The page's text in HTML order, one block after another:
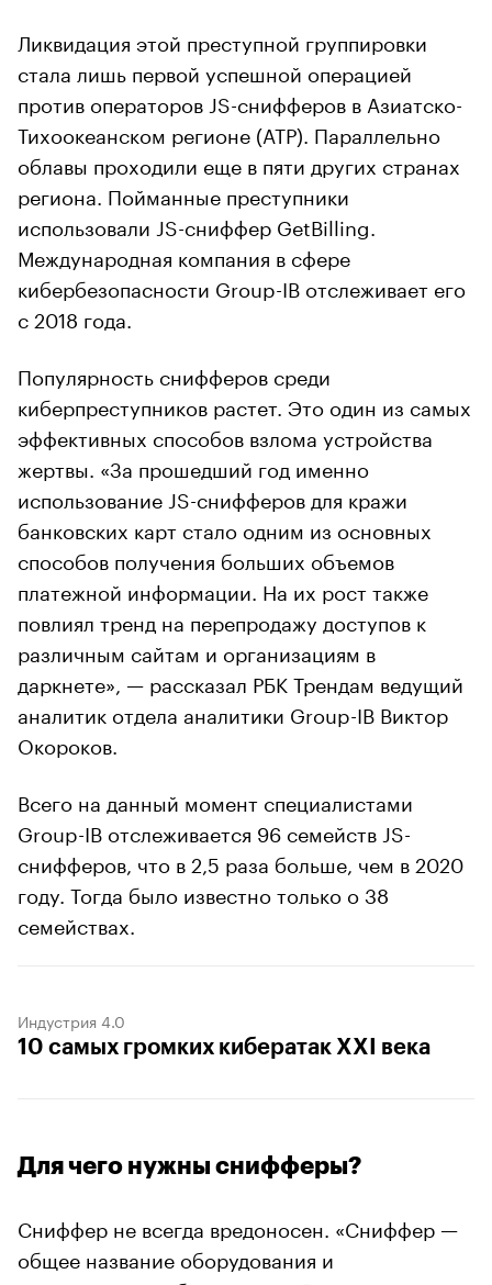
Ликвидация этой преступной группировки
стала лишь первой успешной операцией
против операторов JS-снифферов в Азиатско-
Тихоокеанском регионе (АТР). Параллельно
облавы проходили еще в пяти других странах
региона. Пойманные преступники
использовали JS-сниффер GetBilling.
Международная компания в сфере
кибербезопасности Group-IB отслеживает его
с 2018 года.
Популярность снифферов среди
киберпреступников растет. Это один из самых
эффективных способов взлома устройства
жертвы. «За прошедший год именно
использование JS-снифферов для кражи
банковских карт стало одним из основных
способов получения больших объемов
платежной информации. На их рост также
повлиял тренд на перепродажу доступов к
различным сайтам и организациям в
даркнете», — рассказал РБК Трендам ведущий
аналитик отдела аналитики Group-IB Виктор
Окороков.
Всего на данный момент специалистами
Group-IB отслеживается 96 семейств JS-
снифферов, что в 2,5 раза больше, чем в 2020
году. Тогда было известно только о 38
семействах.
Индустрия 4.0
10 самых громких кибератак XXI века
Для чего нужны снифферы?
Сниффер не всегда вредоносен. «Сниффер —
общее название оборудования и